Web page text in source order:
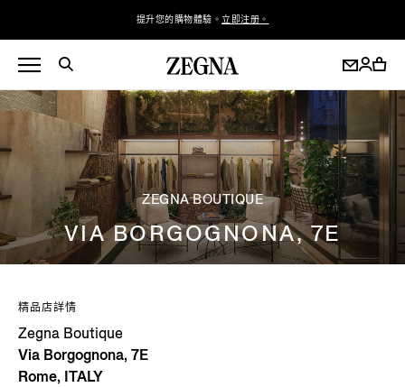
提升您的購物體驗。 立即注册。
ZEGNA BOUTIQUE
VIA BORGOGNONA, 7E
精品店詳情
Zegna Boutique
Via Borgognona, 7E
Rome, ITALY